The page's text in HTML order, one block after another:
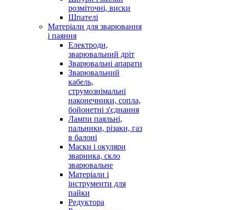
розміточні, виски
Шпателі
Матеріали для зварювання
і паяння
Електроди,
зварювальний дріт
Зварювальні апарати
Зварювальний
кабель,
струмознімальні
наконечники, сопла,
бойонетні з'єднання
Лампи паяльні,
пальники, різаки, газ
в балоні
Маски і окуляри
зварника, скло
зварювальне
Матеріали і
інструменти для
пайки
Редуктора